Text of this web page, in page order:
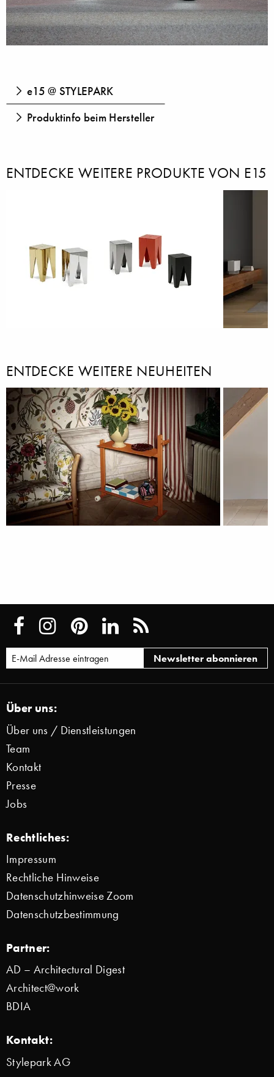
e15 @ STYLEPARK
Produktinfo beim Hersteller
ENTDECKE WEITERE PRODUKTE VON E15
ENTDECKE WEITERE NEUHEITEN
Über uns:
Über uns / Dienstleistungen
Team
Kontakt
Presse
Jobs
Rechtliches:
Impressum
Rechtliche Hinweise
Datenschutzhinweise Zoom
Datenschutzbestimmung
Partner:
AD – Architectural Digest
Architect@work
BDIA
Kontakt:
Stylepark AG